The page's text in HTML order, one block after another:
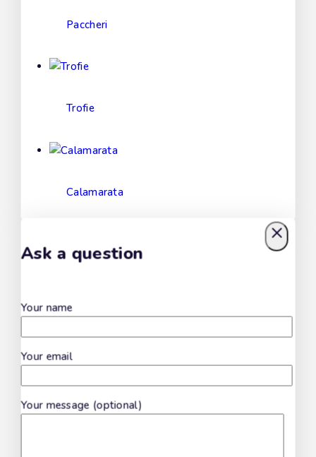
Paccheri
Trofie
Calamarata
Scialatielli
Ask a question
Your name
Your email
Your message (optional)